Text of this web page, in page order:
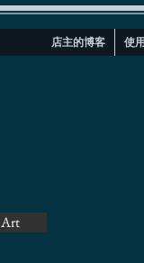
使
店主的博客